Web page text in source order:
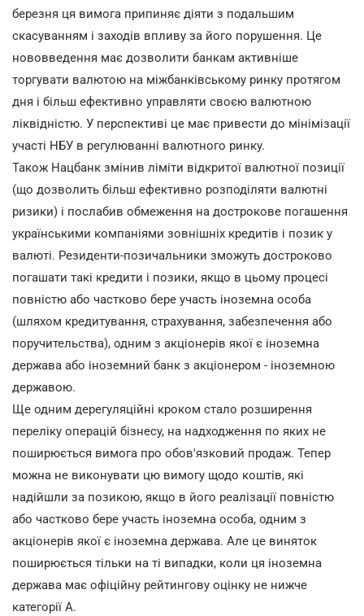
березня ця вимога припиняє діяти з подальшим
скасуванням і заходів впливу за його порушення. Це
нововведення має дозволити банкам активніше
торгувати валютою на міжбанківському ринку протягом
дня і більш ефективно управляти своєю валютною
ліквідністю. У перспективі це має привести до мінімізації
участі НБУ в регулюванні валютного ринку.
Також Нацбанк змінив ліміти відкритої валютної позиції
(що дозволить більш ефективно розподіляти валютні
ризики) і послабив обмеження на дострокове погашення
українськими компаніями зовнішніх кредитів і позик у
валюті. Резиденти-позичальники зможуть достроково
погашати такі кредити і позики, якщо в цьому процесі
повністю або частково бере участь іноземна особа
(шляхом кредитування, страхування, забезпечення або
поручительства), одним з акціонерів якої є іноземна
держава або іноземний банк з акціонером - іноземною
державою.
Ще одним дерегуляційні кроком стало розширення
переліку операцій бізнесу, на надходження по яких не
поширюється вимога про обов'язковий продаж. Тепер
можна не виконувати цю вимогу щодо коштів, які
надійшли за позикою, якщо в його реалізації повністю
або частково бере участь іноземна особа, одним з
акціонерів якої є іноземна держава. Але це виняток
поширюється тільки на ті випадки, коли ця іноземна
держава має офіційну рейтингову оцінку не нижче
категорії А.